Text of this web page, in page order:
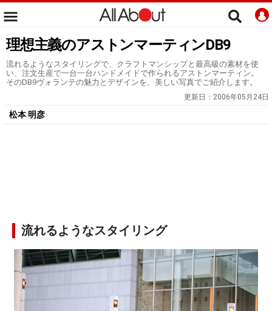
理想主義のアストンマーティンDB9
流れるようなスタイリングで、クラフトマンシップと最高級の素材を使
い、注文生産で一台一台ハンドメイドで作られるアストンマーティン。
そのDB9ヴォランテの魅力とデザインを、美しい写真でご紹介します。
更新日： 2006年05月24日
松本 明彦
流れるようなスタイリング